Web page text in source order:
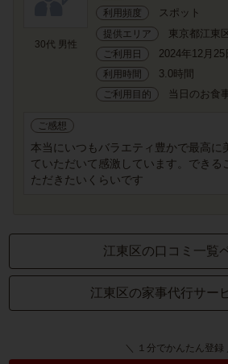
30代 男性
利用頻度
スポット
提供エリア 東京都江東区
ご利用日 2024年12月25
利用時間 3.0時間
ご利用目的 当日のお食
ご感想
本当にいつもバラエティ豊かで最高に
ていただいて感激しています。できる
ただきたいくらいです
江東区の口コミ一覧
江東区の家事代行サー
＼ １分でかんたん登録